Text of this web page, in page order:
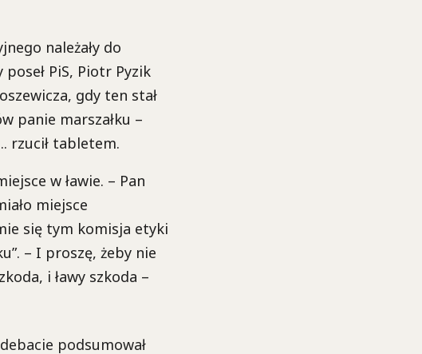
należały do
PiS, Piotr Pyzik
gdy ten stał
panie marszałku –
rzucił tabletem.
w ławie. – Pan
miejsce
się tym komisja etyki
– I proszę, żeby nie
i ławy szkoda –
podsumował